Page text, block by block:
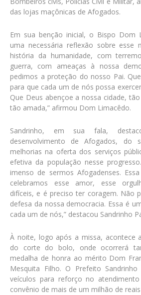
das lojas maçônicas de Afogados.
Em sua benção inicial, o Bispo Dom
uma necessária reflexão sobre esse
história da humanidade, com
guerra, com ameaças à nossa
pedimos a proteção do nosso Pai.
para que cada um de nós possa
Que Deus abençoe a nossa cidade,
tão amada,” afirmou Dom Limacêdo.
Sandrinho, em sua fala,
desenvolvimento de Afogados, do
melhorias na oferta dos serviços
efetiva da população nesse
imenso de sermos Afogadenses.
celebramos esse amor, esse
difíceis, e é preciso ter coragem. Não
defesa da nossa democracia. Essa é
cada um de nós,” destacou Sandrinho
À noite, logo após a missa, acontece
do corte do bolo, onde ocorrerá
medalha de honra ao mérito Dom
Mesquita Filho. O Prefeito
veículos para reforço no
convênio de mais de um milhão de reais